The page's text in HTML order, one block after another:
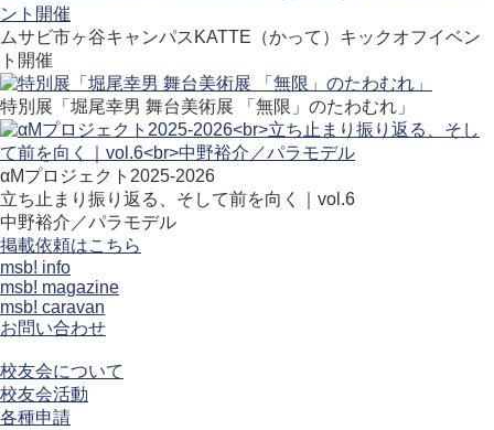
ムサビ市ヶ谷キャンパスKATTE（かって）キックオフイベン
ト開催
特別展「堀尾幸男 舞台美術展 「無限」のたわむれ」
αMプロジェクト2025-2026
立ち止まり振り返る、そして前を向く｜vol.6
中野裕介／パラモデル
掲載依頼はこちら
msb! info
msb! magazine
msb! caravan
お問い合わせ
校友会について
校友会活動
各種申請